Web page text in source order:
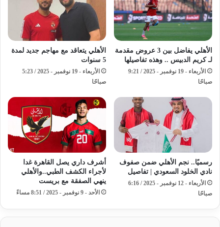
الأهلي يفاضل بين 3 عروض مقدمة
لـ كريم الدبيس .. وهذه تفاصيلها
الأربعاء - 19 نوفمبر - 2025 / 9:21
صباحًا
الأهلي يتعاقد مع مهاجم جديد لمدة
5 سنوات
الأربعاء - 19 نوفمبر - 2025 / 5:23
صباحًا
رسميًا.. نجم الأهلي ضمن صفوف
نادي الخلود السعودي | تفاصيل
الأربعاء - 12 نوفمبر - 2025 / 6:16
صباحًا
أشرف داري يصل القاهرة غدا
لأجراء الكشف الطبي..والأهلي
ينهي الصفقة مع بريست
الأحد - 9 نوفمبر - 2025 / 8:51 مساءً